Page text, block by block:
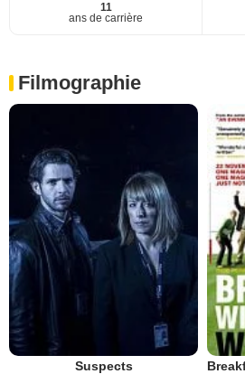
11
ans de carrière
Filmographie
Suspects